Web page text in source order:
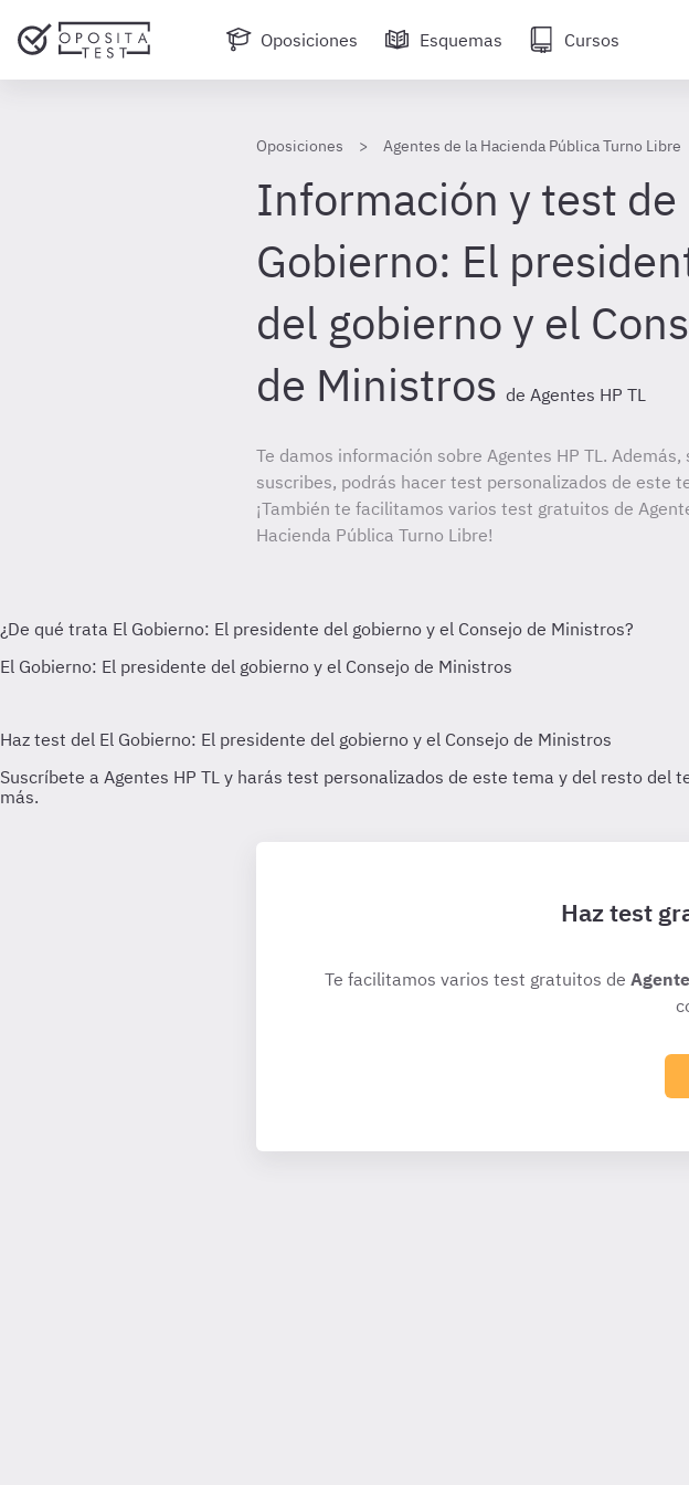
Oposiciones Esquemas Cursos
Oposiciones Agentes de la Hacienda Pública Turno Libre
Información y test de
Gobierno: El
del gobierno y el
de Ministros de Agentes HP TL
Te damos información sobre Agentes HP TL. Además,
suscribes, podrás hacer test personalizados de este
¡También te facilitamos varios test gratuitos de
Hacienda Pública Turno Libre!
Haz test
Te facilitamos varios test gratuitos de